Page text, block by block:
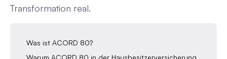
Transformation real.
Was ist ACORD 80?
Warum ACORD 80 in der Hausbesitzerversicherung